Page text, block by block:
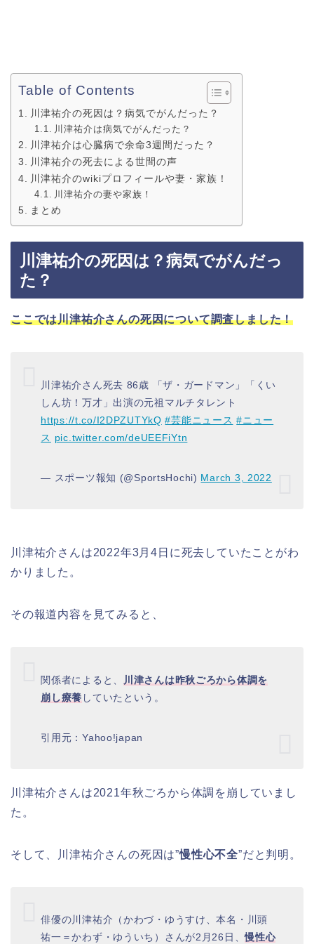
Table of Contents
川津祐介の死因は？病気でがんだった？
川津祐介は病気でがんだった？
川津祐介は心臓病で余命3週間だった？
川津祐介の死去による世間の声
川津祐介のwikiプロフィールや妻・家族！
川津祐介の妻や家族！
まとめ
川津祐介の死因は？病気でがんだっ
た？
ここでは川津祐介さんの死因について調査しました！
川津祐介さん死去 86歳 「ザ・ガードマン」「くい
しん坊！万才」出演の元祖マルチタレント
https://t.co/I2DPZUTYkQ #芸能ニュース #ニュー
ス pic.twitter.com/deUEEFiYtn
— スポーツ報知 (@SportsHochi) March 3, 2022
川津祐介さんは2022年3月4日に死去していたことがわ
かりました。
その報道内容を見てみると、
関係者によると、
川津さんは昨秋ごろから体調を
崩し療養 していたという。
引用元：Yahoo!japan
川津祐介さんは2021年秋ごろから体調を崩していまし
た。
そして、川津祐介さんの死因は”慢性心不全”だと判明。
俳優の川津祐介（かわづ・ゆうすけ、本名・川頭
祐一＝かわず・ゆういち）さんが2月26日、慢性心